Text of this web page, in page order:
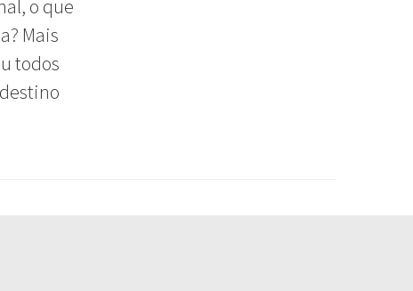
o que
Mais
todos